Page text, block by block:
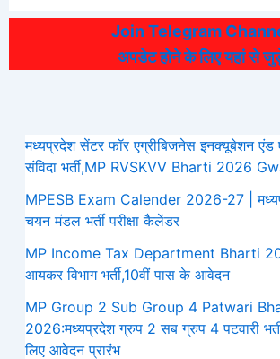
Join Telegram
अपडेट होने के लिए यहां से
मध्यप्रदेश सेंटर फॉर एग्रीबिजनेस इनक्यूबेशन एंड
संविदा भर्ती,MP RVSKVV Bharti 2026
MPESB Exam Calender 2026-27 |
चयन मंडल भर्ती परीक्षा कैलेंडर
MP Income Tax Department Bharti
आयकर विभाग भर्ती,10वीं पास के आवेदन
MP Group 2 Sub Group 4 Patwari
2026:मध्यप्रदेश ग्रुप 2 सब ग्रुप 4 पटवारी
लिए आवेदन प्रारंभ